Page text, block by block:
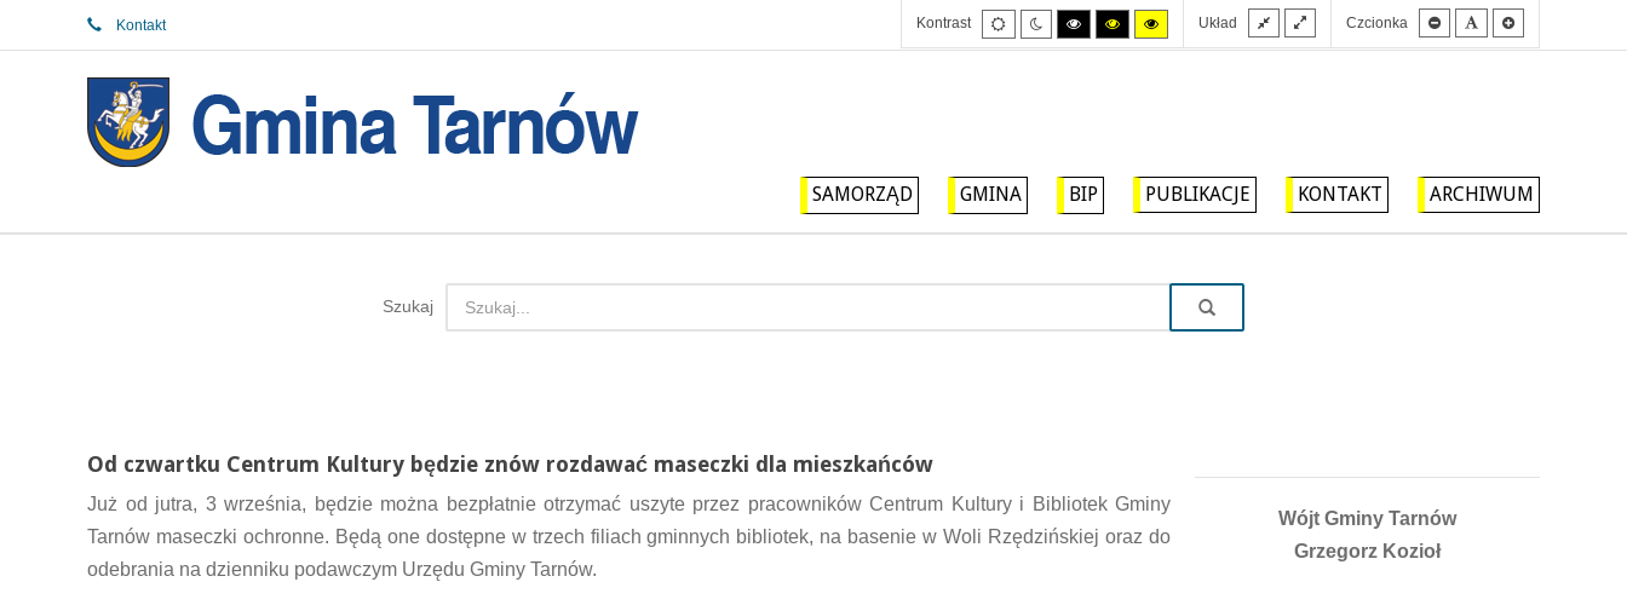
Kontakt Kontrast
Tryb
domyślny
Tryb
nocny
Tryb
wysokiego
kontrastu
Tryb
wysokiego
kontrastu
Tryb
wysokiego
kontrastu
Układ
Stały
układ
Szeroki
układCzcionka
Mniejsza
czcionka
Domyślna
czcionka
SAMORZĄD GMINA BIP PUBLIKACJE KONTAKT ARCHIWUM
Szukaj
Od czwartku Centrum Kultury będzie znów rozdawać maseczki dla mieszkańców
Już od jutra, 3 września, będzie można bezpłatnie otrzymać uszyte przez pracowników Centrum Kultury i Bibliotek Gminy
Tarnów maseczki ochronne. Będą one dostępne w trzech filiach gminnych bibliotek, na basenie w Woli Rzędzińskiej oraz do
odebrania na dzienniku podawczym Urzędu Gminy Tarnów.
Wójt Gminy Tarnów
Grzegorz Kozioł